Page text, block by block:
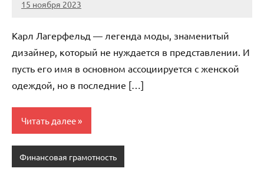
15 ноября 2023
Avtor
Нет
Карл Лагерфельд — легенда моды, знаменитый
дизайнер, который не нуждается в представлении. И
пусть его имя в основном ассоциируется с женской
одеждой, но в последние […]
Читать далее
Финансовая грамотность